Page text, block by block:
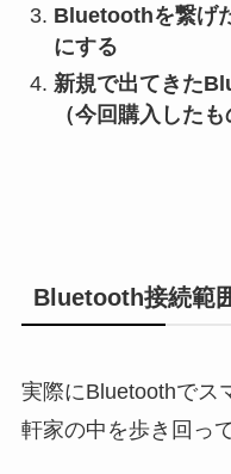
Bluetoothを繋げ
にする
新規で出てきた
（今回購入した
Bluetooth接続範
実際にBluetoothでス
軒家の中を歩き回っ